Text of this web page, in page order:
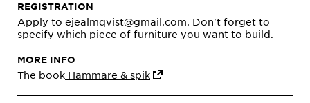
REGISTRATION
Apply to ejealmqvist@gmail.com. Don't forget to
specify which piece of furniture you want to build.
MORE INFO
The book Hammare & spik